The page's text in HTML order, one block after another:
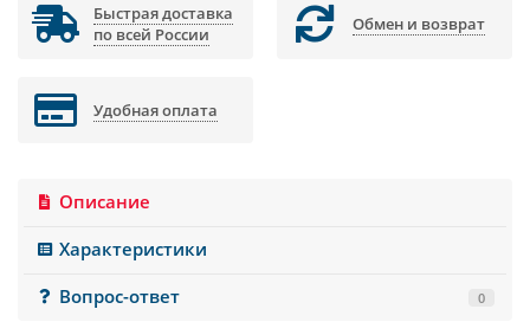
Быстрая доставка
по всей России
Обмен и возврат
Удобная оплата
Описание
Характеристики
Вопрос-ответ
0